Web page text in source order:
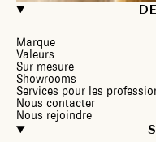
Marque
Valeurs
Sur-mesure
Showrooms
Services pour les
Nous contacter
Nous rejoindre